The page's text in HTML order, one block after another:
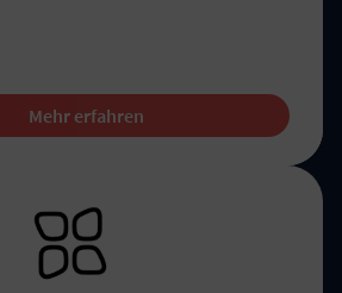
Mehr erfahren